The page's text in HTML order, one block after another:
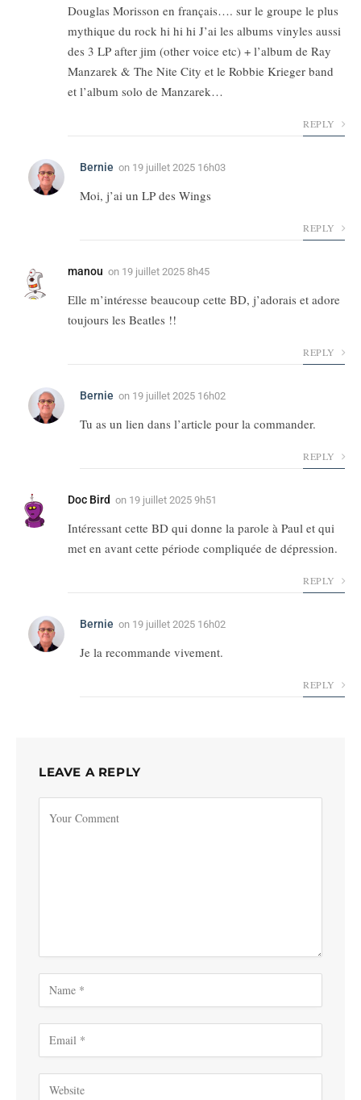
Douglas Morisson en français…. sur le groupe le plus
mythique du rock hi hi hi J’ai les albums vinyles aussi
des 3 LP after jim (other voice etc) + l’album de Ray
Manzarek & The Nite City et le Robbie Krieger band
et l’album solo de Manzarek…
REPLY
Bernie on 19 juillet 2025 16h03
Moi, j’ai un LP des Wings
REPLY
manou on 19 juillet 2025 8h45
Elle m’intéresse beaucoup cette BD, j’adorais et adore
toujours les Beatles !!
REPLY
Bernie on 19 juillet 2025 16h02
Tu as un lien dans l’article pour la commander.
REPLY
Doc Bird on 19 juillet 2025 9h51
Intéressant cette BD qui donne la parole à Paul et qui
met en avant cette période compliquée de dépression.
REPLY
Bernie on 19 juillet 2025 16h02
Je la recommande vivement.
REPLY
LEAVE A REPLY